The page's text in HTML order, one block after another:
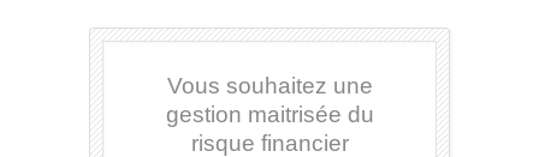
Vous souhaitez une
gestion maitrisée du
risque financier